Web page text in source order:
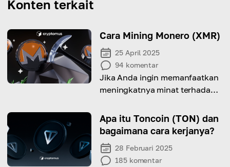
Konten terkait
Cara Mining Monero (XMR)
25 April 2025
94 komentar
Jika Anda ingin memanfaatkan
meningkatnya minat terhadap
mempelajari cara mining koin
ini.
Apa itu Toncoin (TON) dan
bagaimana cara kerjanya?
28 Februari 2025
185 komentar